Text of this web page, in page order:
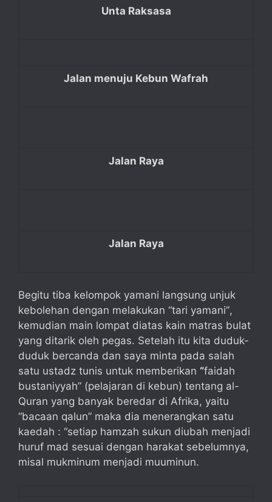
Unta Raksasa
Jalan menuju Kebun Wafrah
Jalan Raya
Jalan Raya
Begitu tiba kelompok yamani langsung unjuk
kebolehan dengan melakukan “tari yamani”,
kemudian main lompat diatas kain matras bulat
yang ditarik oleh pegas. Setelah itu kita duduk-
duduk bercanda dan saya minta pada salah
satu ustadz tunis untuk memberikan “faidah
bustaniyyah” (pelajaran di kebun) tentang al-
Quran yang banyak beredar di Afrika, yaitu
“bacaan qalun” maka dia menerangkan satu
kaedah : “setiap hamzah sukun diubah menjadi
huruf mad sesuai dengan harakat sebelumnya,
misal mukminum menjadi muuminun.